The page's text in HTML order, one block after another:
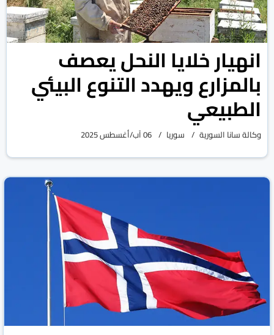
انهيار خلايا النحل يعصف
بالمزارع ويهدد التنوع البيئي
الطبيعي
وكالة سانا السورية سوريا 06 آب/أغسطس 2025